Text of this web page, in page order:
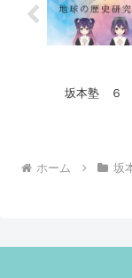
坂本塾 ６
ホーム 坂